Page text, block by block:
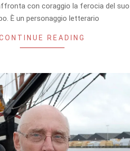
con coraggio la ferocia del suo
È un personaggio letterario
READING